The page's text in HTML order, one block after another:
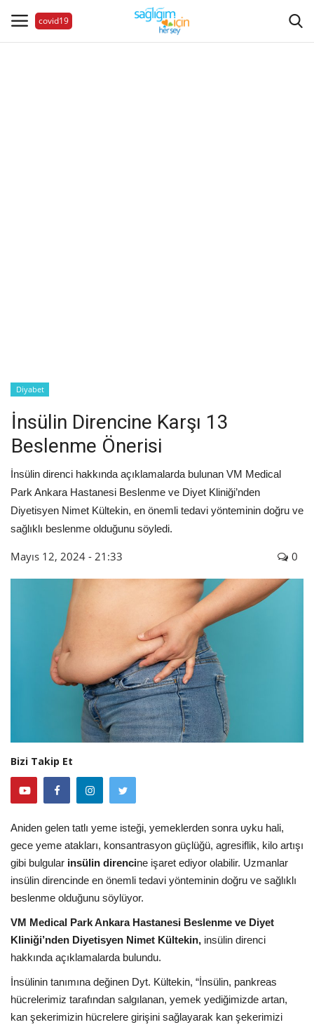
covid19
Tanı-Tedavi
Diyabet
İnsülin Direncine Karşı 13
Beslenme Önerisi
İnsülin direnci hakkında açıklamalarda bulunan VM Medical
Park Ankara Hastanesi Beslenme ve Diyet Kliniği’nden
Diyetisyen Nimet Kültekin, en önemli tedavi yönteminin doğru ve
sağlıklı beslenme olduğunu söyledi.
Mayıs 12, 2024 - 21:33 0
Bizi Takip Et
Aniden gelen tatlı yeme isteği, yemeklerden sonra uyku hali,
gece yeme atakları, konsantrasyon güçlüğü, agresiflik, kilo artışı
gibi bulgular insülin direncine işaret ediyor olabilir. Uzmanlar
insülin direncinde en önemli tedavi yönteminin doğru ve sağlıklı
beslenme olduğunu söylüyor.
VM Medical Park Ankara Hastanesi Beslenme ve Diyet
Kliniği’nden Diyetisyen Nimet Kültekin, insülin direnci
hakkında açıklamalarda bulundu.
İnsülinin tanımına değinen Dyt. Kültekin, “İnsülin, pankreas
hücrelerimiz tarafından salgılanan, yemek yediğimizde artan,
kan şekerimizin hücrelere girişini sağlayarak kan şekerimizi